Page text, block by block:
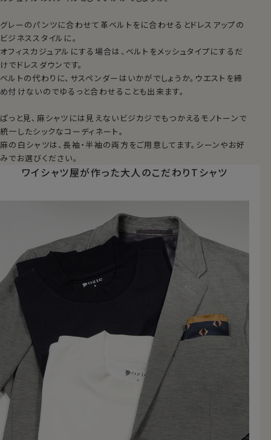
グレーのパンツに合わせて革ベルトをに合わせるとドレスアップの
ビジネススタイルに。
オフィスカジュアルにする場合は、ベルトをメッシュタイプにするだ
けでドレスダウンです。
ベルトの代わりに、サスペンダーはいかがでしょうか。ウエストを締
め付けないのでゆるっと合わせることも出来ます。
ぱっと見、麻シャツには見えないビジカジでもつかえるモノトーンで
統一したシックなコーディネート。
麻の白シャツは、長袖・半袖の両方をご用意してます。シーンやお好
みでお選びください。
ワイシャツ屋が作った大人のこだわりTシャツ